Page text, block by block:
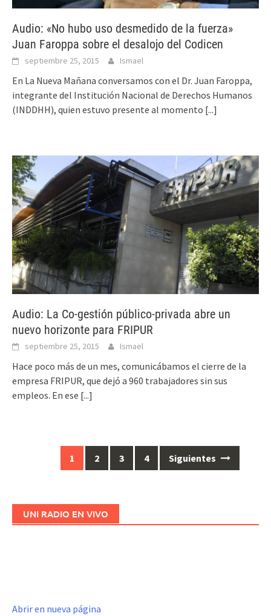
Audio: «No hubo uso desmedido de la fuerza»
Juan Faroppa sobre el desalojo del Codicen
septiembre 25, 2015 Ismael
En La Nueva Mañana conversamos con el Dr. Juan Faroppa,
integrante del Institución Nacional de Derechos Humanos
(INDDHH), quien estuvo presente al momento [...]
Audio: La Co-gestión público-privada abre un
nuevo horizonte para FRIPUR
septiembre 25, 2015 Ismael
Hace poco más de un mes, comunicábamos el cierre de la
empresa FRIPUR, que dejó a 960 trabajadores sin sus
empleos. En ese [...]
entradas
1 2 3 4 Siguientes
UNI RADIO EN VIVO
Abrir en nueva página